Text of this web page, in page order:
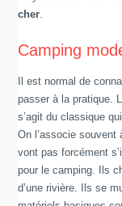
cher
Camping
Il est normal de
passer à la pratique.
s’agit du classique
On l’associe
vont pas forcément
pour le camping. Ils
d’une rivière. Ils se